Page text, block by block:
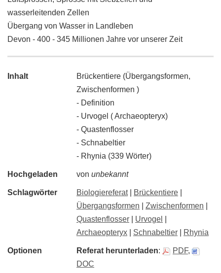
wasserleitenden Zellen
Übergang von Wasser in Landleben
Devon - 400 - 345 Millionen Jahre vor unserer Zeit
Inhalt
Brückentiere (Übergangsformen,
Zwischenformen )
- Definition
- Urvogel ( Archaeopteryx)
- Quastenflosser
- Schnabeltier
- Rhynia (339 Wörter)
Hochgeladen von unbekannt
Schlagwörter Biologiereferat| Brückentiere
Übergangsformen
Zwischenformen
Quastenflosser
Urvogel
Archaeopteryx
Schnabeltier Rhynia
Optionen Referat herunterladen: PDF,
DOC